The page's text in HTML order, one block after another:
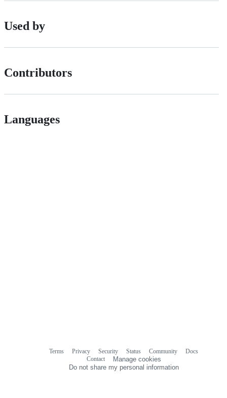
Used by
Contributors
Languages
Terms Privacy Security Status Community
Docs
Contact
Manage cookies
Do not share my personal information